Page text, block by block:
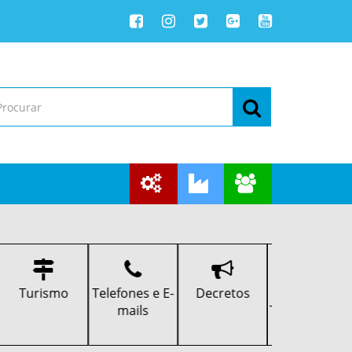
Telefones e E-
Decretos
Portal da
Transparência